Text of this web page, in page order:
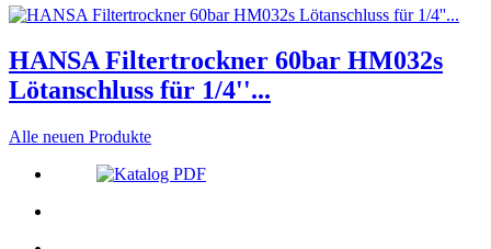
HANSA Filtertrockner 60bar HM032s
Lötanschluss für 1/4''...
Alle neuen Produkte